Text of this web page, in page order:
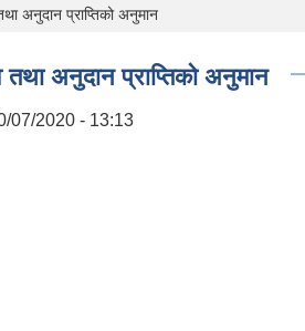
अनुदान प्राप्तिको अनुमान
अनुदान प्राप्तिको अनुमान
07/2020 - 13:13